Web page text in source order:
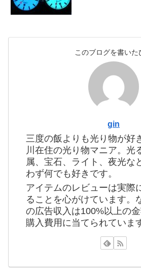
このブログを書いた
gin
三度の飯よりも光り物が好
川在住の光り物マニア。光
属、宝石、ライト、夜光な
わず何でも好きです。
アイテムのレビューは実際
ることを心がけています。
の広告収入は100%以上の
購入費用に当てられていま